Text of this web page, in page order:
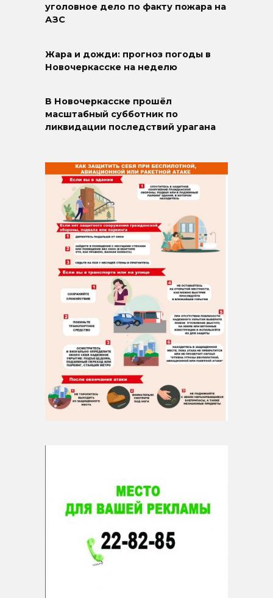
уголовное дело по факту пожара на
АЗС
Жара и дожди: прогноз погоды в
Новочеркасске на неделю
В Новочеркасске прошёл
масштабный субботник по
ликвидации последствий урагана